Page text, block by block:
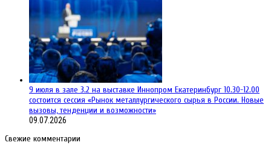
9 июля в зале 3.2 на выставке Иннопром Екатеринбург 10.30-12.00
состоится сессия «Рынок металлургического сырья в России. Новые
вызовы, тенденции и возможности»
09.07.2026
Свежие комментарии